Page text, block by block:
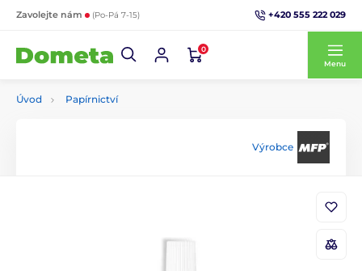
Zavolejte nám (Po-Pá 7-15) +420 555 222 029
0
Menu
Úvod Papírnictví
Výrobce